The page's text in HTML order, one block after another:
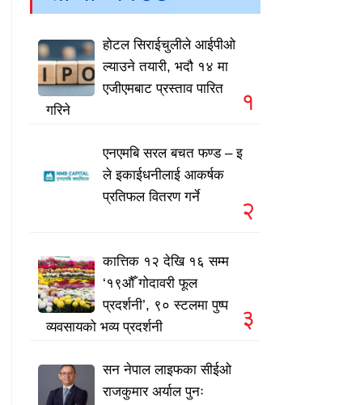
होटल सिराईचुलीले आईपीओ
ल्याउने तयारी, भदौ १४ मा
एजीएमबाट प्रस्ताव पारित
गरिने
१
एनएमबि सरल बचत फण्ड – इ
ले इकाईधनीलाई आकर्षक
प्रतिफल वितरण गर्ने
२
कात्तिक १२ देखि १६ सम्म
‘१९औँ गोदावरी फूल
प्रदर्शनी’, ९० स्टलमा पुष्प
व्यवसायको भव्य प्रदर्शनी
३
सन नेपाल लाइफका सीईओ
राजकुमार अर्याल पुनः